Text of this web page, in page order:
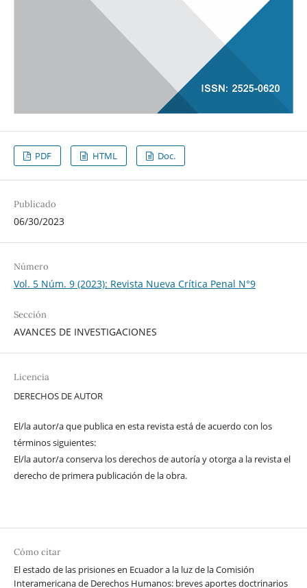
PDF HTML Doc.
Publicado
06/30/2023
Número
Vol. 5 Núm. 9 (2023): Revista Nueva Crí­tica Penal N°9
Sección
AVANCES DE INVESTIGACIONES
Licencia
DERECHOS DE AUTOR
El/la autor/a que publica en esta revista está de acuerdo con los
términos siguientes:
El/la autor/a conserva los derechos de autoría y otorga a la revista el
derecho de primera publicación de la obra.
Cómo citar
El estado de las prisiones en Ecuador a la luz de la Comisión
Interamericana de Derechos Humanos: breves aportes doctrinarios